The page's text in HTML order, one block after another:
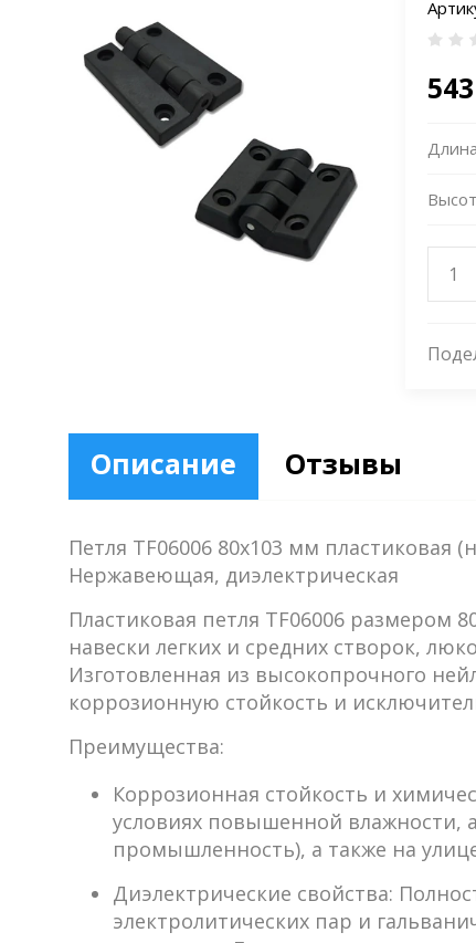
543
Длина
Описание Отзывы
Петля TF06006 80х103 мм пластиковая
Нержавеющая, диэлектрическая
Пластиковая петля TF06006 размером
навески легких и средних створок,
Изготовленная из высокопрочного
коррозионную стойкость и
Преимущества:
Коррозионная стойкость и
условиях повышенной влажности,
промышленность), а также на
Диэлектрические свойства:
электролитических пар и